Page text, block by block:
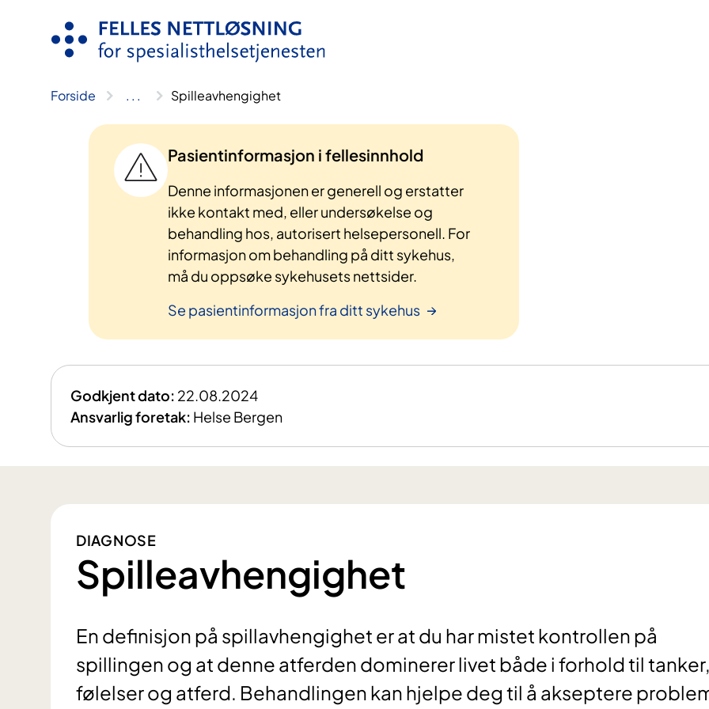
Forside .. . Spilleavhengighet
Pasientinformasjon i fellesinnhold
Denne informasjonen er generell og erstatter
ikke kontakt med, eller undersøkelse og
behandling hos, autorisert helsepersonell. For
informasjon om behandling på ditt sykehus,
må du oppsøke sykehusets nettsider.
Se pasientinformasjon fra ditt sykehus
Godkjent dato: 22.08.2024
Ansvarlig foretak: Helse Bergen
DIAGNOSE
Spilleavhengighet
En definisjon på spillavhengighet er at du har mistet kontrollen på
spillingen og at denne atferden dominerer livet både i forhold til tanker,
følelser og atferd. Behandlingen kan hjelpe deg til å akseptere